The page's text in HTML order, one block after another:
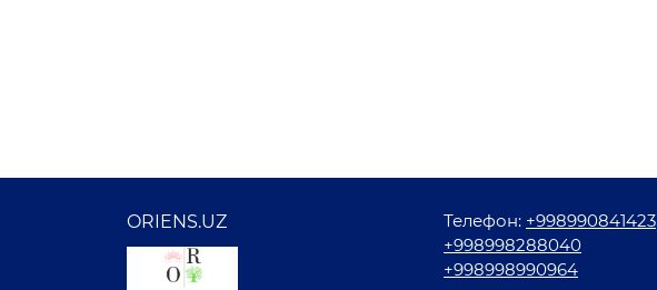
ORIENS.UZ Телефон: +998990841423
+998998288040
+998998990964